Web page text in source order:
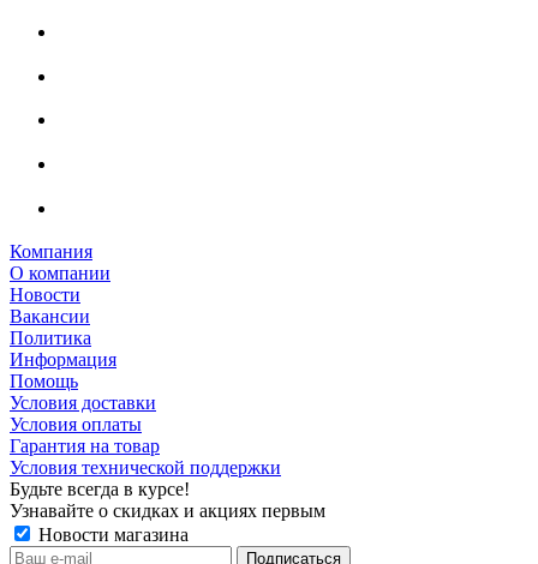
Компания
О компании
Новости
Вакансии
Политика
Информация
Помощь
Условия доставки
Условия оплаты
Гарантия на товар
Условия технической поддержки
Будьте всегда в курсе!
Узнавайте о скидках и акциях первым
Новости магазина